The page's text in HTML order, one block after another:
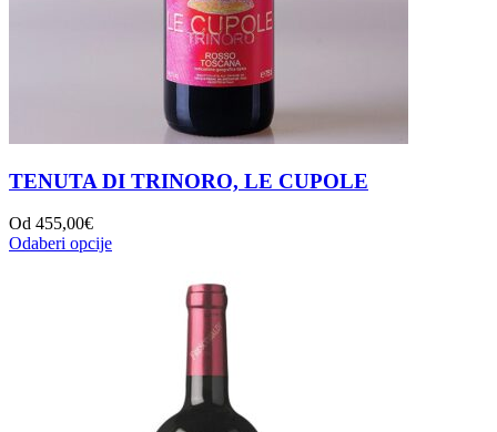
TENUTA DI TRINORO, LE CUPOLE
Od 455,00€
Odaberi opcije